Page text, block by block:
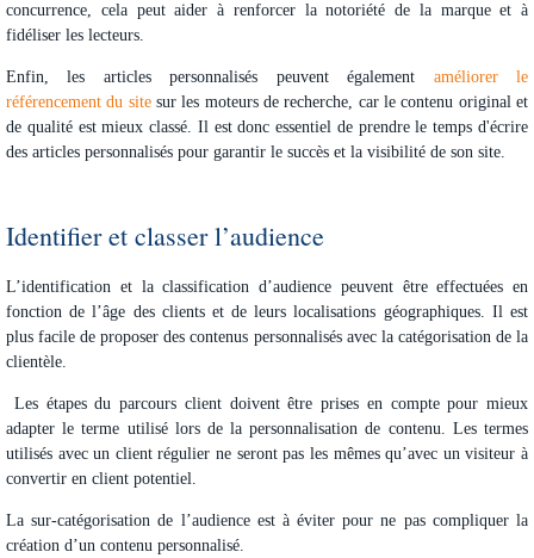
concurrence, cela peut aider à renforcer la notoriété de la marque et à
fidéliser les lecteurs.
Enfin, les articles personnalisés peuvent également améliorer le
référencement du sitesur les moteurs de recherche, car lecontenu original et
de qualitéest mieux classé. Il est donc essentiel de prendre le temps d'écrire
des articles personnalisés pour garantir le succès et la visibilité de son site.
Identifier et classer l’audience
L’identification et la classification d’audience peuvent être effectuées en
fonction de l’âge des clients et de leurs localisations géographiques. Il est
plus facile de proposer des contenus personnalisés avec la catégorisation de la
clientèle.
Les étapes du parcours client doivent être prises en compte pour mieux
adapter le terme utilisé lors de la personnalisation de contenu. Les termes
utilisés avec un client régulier ne seront pas les mêmes qu’avec un visiteur à
convertir en client potentiel.
La sur-catégorisation de l’audience est à éviter pour ne pas compliquer la
création d’un contenu personnalisé.